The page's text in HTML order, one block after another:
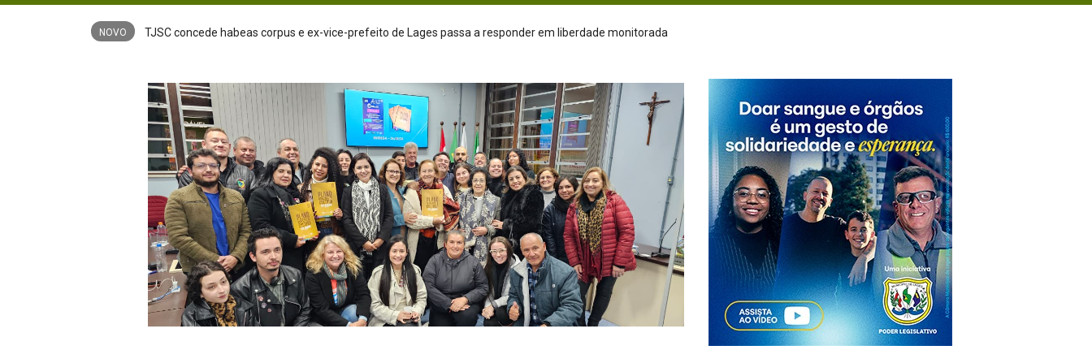
NOVO Operação “Rede Interrompida” apura possível articulação de ações violentas contra a ordem pública e as instituições democráticas